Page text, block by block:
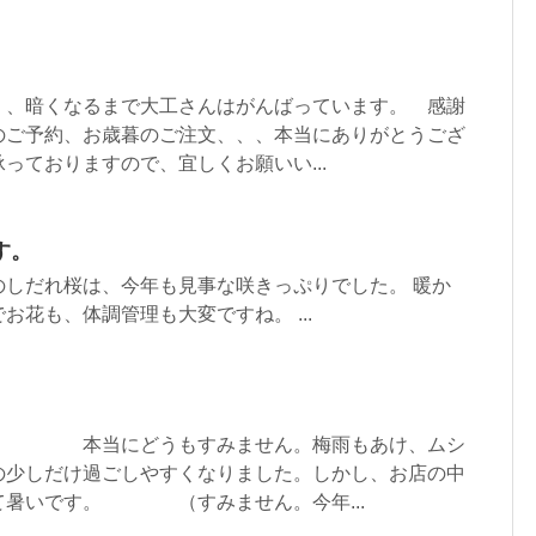
、暗くなるまで大工さんはがんばっています。 感謝
予約、お歳暮のご注文、、、本当にありがとうござ
ておりますので、宜しくお願いい...
だれ桜は、今年も見事な咲きっぷりでした。 暖か
花も、体調管理も大変ですね。 ...
当にどうもすみません。梅雨もあけ、ムシ
しだけ過ごしやすくなりました。しかし、お店の中
て暑いです。 （すみません。今年...